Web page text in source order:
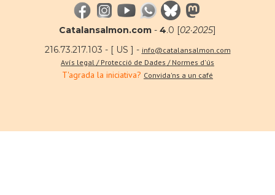
Catalansalmon.com - 4.0 [02·2025]
216.73.217.103 - [ US ] - info@catalansalmon.com
Avís legal / Protecció de Dades / Normes d'ús
T'agrada la iniciativa? Convida'ns a un café